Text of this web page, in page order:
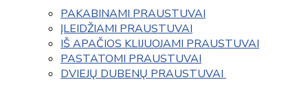
PAKABINAMI PRAUSTUVAI
ĮLEIDŽIAMI PRAUSTUVAI
IŠ APAČIOS KLIJUOJAMI PRAUSTUVAI
PASTATOMI PRAUSTUVAI
DVIEJŲ DUBENŲ PRAUSTUVAI